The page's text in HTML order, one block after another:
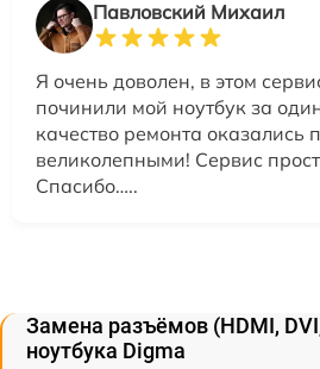
Павловский Михаил
Я очень доволен, в этом
починили мой ноутбук за
качество ремонта оказались
великолепными! Сервис
Спасибо…..
Замена разъёмов (HDMI,
ноутбука Digma